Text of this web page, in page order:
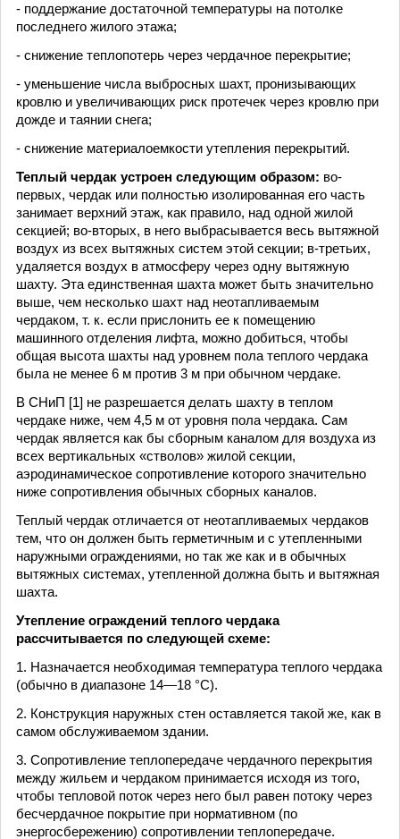
- поддержание достаточной температуры на потолке
последнего жилого этажа;
- снижение теплопотерь через чердачное перекрытие;
- уменьшение числа выбросных шахт, пронизывающих
кровлю и увеличивающих риск протечек через кровлю при
дожде и таянии снега;
- снижение материалоемкости утепления перекрытий.
Теплый чердак устроен следующим образом: во-
первых, чердак или полностью изолированная его часть
занимает верхний этаж, как правило, над одной жилой
секцией; во-вторых, в него выбрасывается весь вытяжной
воздух из всех вытяжных систем этой секции; в-третьих,
удаляется воздух в атмосферу через одну вытяжную
шахту. Эта единственная шахта может быть значительно
выше, чем несколько шахт над неотапливаемым
чердаком, т. к. если прислонить ее к помещению
машинного отделения лифта, можно добиться, чтобы
общая высота шахты над уровнем пола теплого чердака
была не менее 6 м против 3 м при обычном чердаке.
В СНиП [1] не разрешается делать шахту в теплом
чердаке ниже, чем 4,5 м от уровня пола чердака. Сам
чердак является как бы сборным каналом для воздуха из
всех вертикальных «стволов» жилой секции,
аэродинамическое сопротивление которого значительно
ниже сопротивления обычных сборных каналов.
Теплый чердак отличается от неотапливаемых чердаков
тем, что он должен быть герметичным и с утепленными
наружными ограждениями, но так же как и в обычных
вытяжных системах, утепленной должна быть и вытяжная
шахта.
Утепление ограждений теплого чердака
рассчитывается по следующей схеме:
1. Назначается необходимая температура теплого чердака
(обычно в диапазоне 14—18 °С).
2. Конструкция наружных стен оставляется такой же, как в
самом обслуживаемом здании.
3. Сопротивление теплопередаче чердачного перекрытия
между жильем и чердаком принимается исходя из того,
чтобы тепловой поток через него был равен потоку через
бесчердачное покрытие при нормативном (по
энергосбережению) сопротивлении теплопередаче.